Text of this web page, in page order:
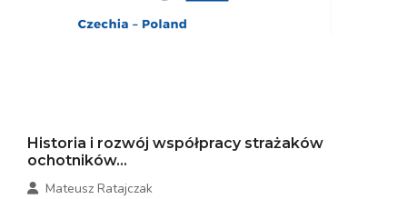
Historia i rozwój współpracy strażaków
ochotników...
Mateusz Ratajczak